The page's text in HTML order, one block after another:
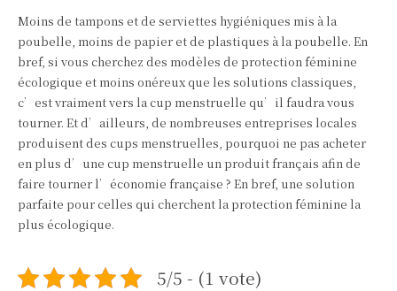
Moins de tampons et de serviettes hygiéniques mis à la
poubelle, moins de papier et de plastiques à la poubelle. En
bref, si vous cherchez des modèles de protection féminine
écologique et moins onéreux que les solutions classiques,
c’est vraiment vers la cup menstruelle qu’il faudra vous
tourner. Et d’ailleurs, de nombreuses entreprises locales
produisent des cups menstruelles, pourquoi ne pas acheter
en plus d’une cup menstruelle un produit français afin de
faire tourner l’économie française ? En bref, une solution
parfaite pour celles qui cherchent la protection féminine la
plus écologique.
5/5 - (1 vote)